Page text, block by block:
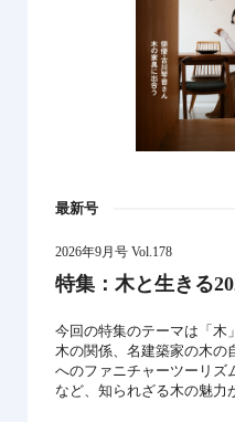
最新号
2026年9月号 Vol.178
特集：木と生きる
今回の特集のテーマは「木
木の関係、名建築家の木の
へのファニチャーツーリズ
など、知られざる木の魅力